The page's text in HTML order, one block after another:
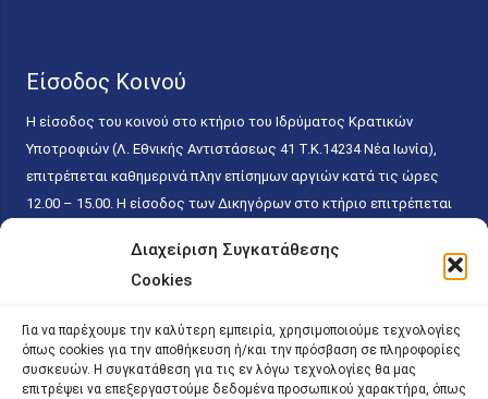
Διαχείριση Συγκατάθεσης
Cookies
Για να παρέχουμε την καλύτερη εμπειρία, χρησιμοποιούμε τεχνολογίες
όπως cookies για την αποθήκευση ή/και την πρόσβαση σε πληροφορίες
συσκευών. Η συγκατάθεση για τις εν λόγω τεχνολογίες θα μας
επιτρέψει να επεξεργαστούμε δεδομένα προσωπικού χαρακτήρα, όπως
Είσοδος Κοινού
Η είσοδος του κοινού στο κτήριο του Ιδρύματος Κρατικών
Υποτροφιών (Λ. Εθνικής Αντιστάσεως 41 T.K.14234 Νέα Ιωνία),
επιτρέπεται καθημερινά πλην επίσημων αργιών κατά τις ώρες
12.00 – 15.00. Η είσοδος των Δικηγόρων στο κτήριο επιτρέπεται
κάθε εργάσιμη ημέρα και ώρα χωρίς κανέναν χρονικό ή άλλο
περιορισμό. Η είσοδος του κοινού ειδικά στο γραφείο του
15.00. Η εξυπηρέτηση του κοινού πραγματοποιείται βάσει των
παγίων ισχυουσών διατάξεων. Για την αποφυγή συνωστισμού
εντός του εσωτερικού χώρου εξυπηρέτησης και αναμονής του